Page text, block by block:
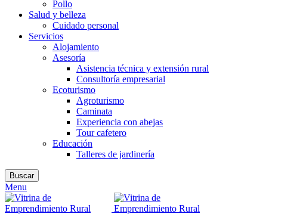
Pollo
Salud y belleza
Cuidado personal
Servicios
Alojamiento
Asesoría
Asistencia técnica y extensión rural
Consultoría empresarial
Ecoturismo
Agroturismo
Caminata
Experiencia con abejas
Tour cafetero
Educación
Talleres de jardinería
Buscar
Menu